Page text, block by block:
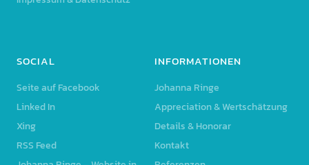
SOCIAL
Seite auf Facebook
Linked In
Xing
RSS Feed
INFORMATIONEN
Johanna Ringe
Appreciation & Wertschätzung
Details & Honorar
Kontakt